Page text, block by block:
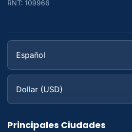
RNT: 109966
Principales Ciudades